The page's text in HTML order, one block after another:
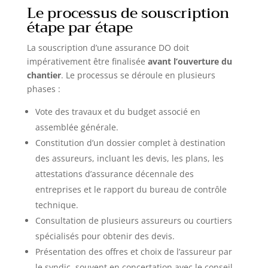
le meuble tiroir rangement intégré, dites adieu au
désordre. SÉCURITÉ ET SILENCE: Chaque porte
document bureau mérite d'être protégé. C'est
pourquoi notre armoire avec serrure est dotée de
4 portes battantes renforcées et d'une fermeture
avec serrures à cylindres. De plus, les tampons en
caoutchouc garantissent une ouverture et une
fermeture silencieuses, préservant ainsi la
tranquillité de votre placard bureau. ROBUSTESSE
esthétique et fonctionnel, idéal pour les amateurs
de meuble metal industriel. Les étagères de
rangement lisses facilitent le nettoyage, faisant de
l'entretien un jeu d'enfant. MONTAGE FACILE,
heures de montage. Notre armoire de stockage est
conçue pour un assemblage aisé, garantissant une
position stable. Imaginez-la comme le vestiaire
industriel de vos rêves, combinant à la fois le style
et la fonctionnalité, tout en offrant une
Le processus de souscription
étape par étape
La souscription d’une assurance DO doit
impérativement être finalisée avant l’ouverture du
chantier. Le processus se déroule en plusieurs
phases :
Vote des travaux et du budget associé en
assemblée générale.
Constitution d’un dossier complet à destination
des assureurs, incluant les devis, les plans, les
attestations d’assurance décennale des
entreprises et le rapport du bureau de contrôle
technique.
Consultation de plusieurs assureurs ou courtiers
spécialisés pour obtenir des devis.
Présentation des offres et choix de l’assureur par